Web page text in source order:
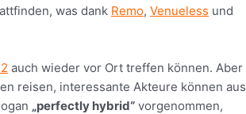
was dank Remo, Venueless und
auch wieder vor Ort treffen können. Aber
reisen, interessante Akteure können aus
„perfectly hybrid“ vorgenommen,